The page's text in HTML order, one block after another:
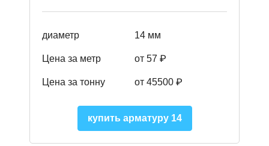
диаметр 14 мм
Цена за метр от 57 ₽
Цена за тонну от 45500 ₽
купить арматуру 14